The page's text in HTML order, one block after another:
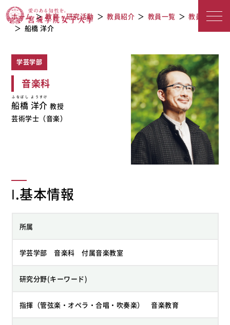
ホーム
教育・研究活動 教員紹介 教員一覧
教員検索
船橋 洋介
学芸学部
音楽科
船橋 洋介
ふなばし ようすけ
教授
芸術学士（音楽）
Ⅰ.基本情報
所属
学芸学部 音楽科 付属音楽教室
研究分野(キーワード)
指揮（管弦楽・オペラ・合唱・吹奏楽） 音楽教育